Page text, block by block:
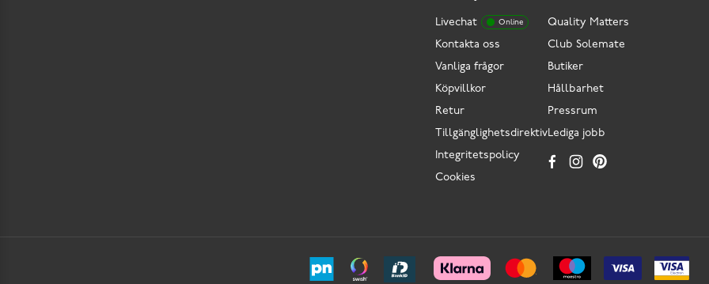
Livechat Online
Kontakta oss
Vanliga frågor
Köpvillkor
Retur
Tillgänglighetsdirektiv
Integritetspolicy
Cookies
Quality Matters
Club Solemate
Butiker
Hållbarhet
Pressrum
Lediga jobb